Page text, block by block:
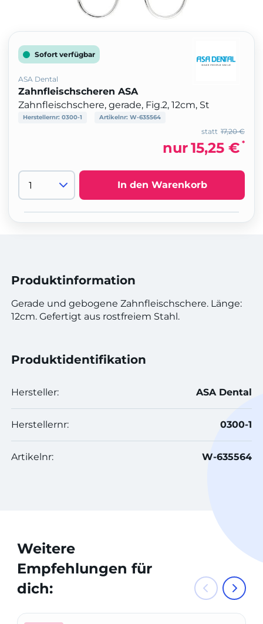
Sofort verfügbar
ASA Dental
Zahnfleischscheren ASA
Zahnfleischschere, gerade, Fig.2, 12cm, St
Herstellernr: 0300-1 Artikelnr: W-635564
17,20 €
statt
nur15,25 € *
In den Warenkorb
Produktinformation
Gerade und gebogene Zahnfleischschere. Länge:
12cm. Gefertigt aus rostfreiem Stahl.
Produktidentifikation
Hersteller: ASA Dental
Herstellernr: 0300-1
Artikelnr: W-635564
Weitere
Empfehlungen für
dich: